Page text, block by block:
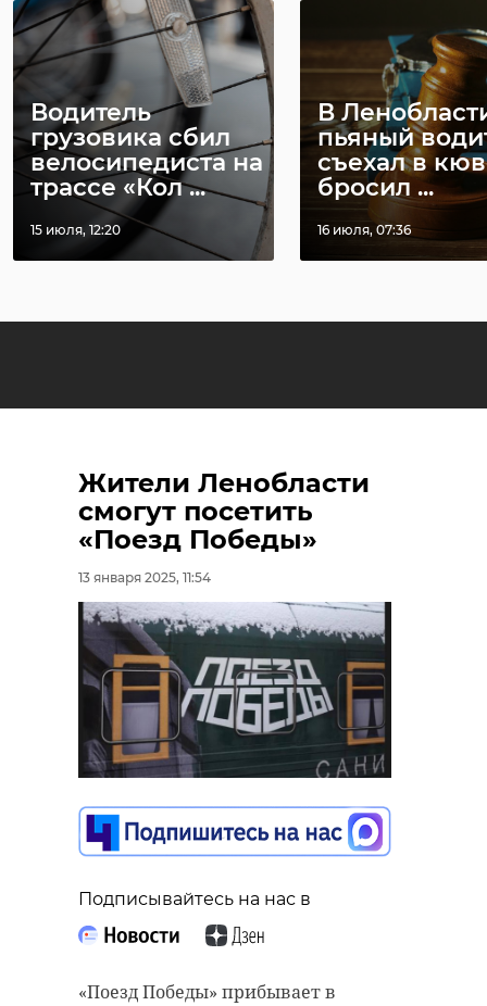
Водитель
грузовика сбил
велосипедиста на
трассе «Кол ...
15 июля, 12:20
В
пьяный
съехал в
бросил ...
16 июля, 07:36
Жители Ленобласти
смогут посетить
«Поезд Победы»
13 января 2025, 11:54
Подписывайтесь на нас в
«Поезд Победы» прибывает в